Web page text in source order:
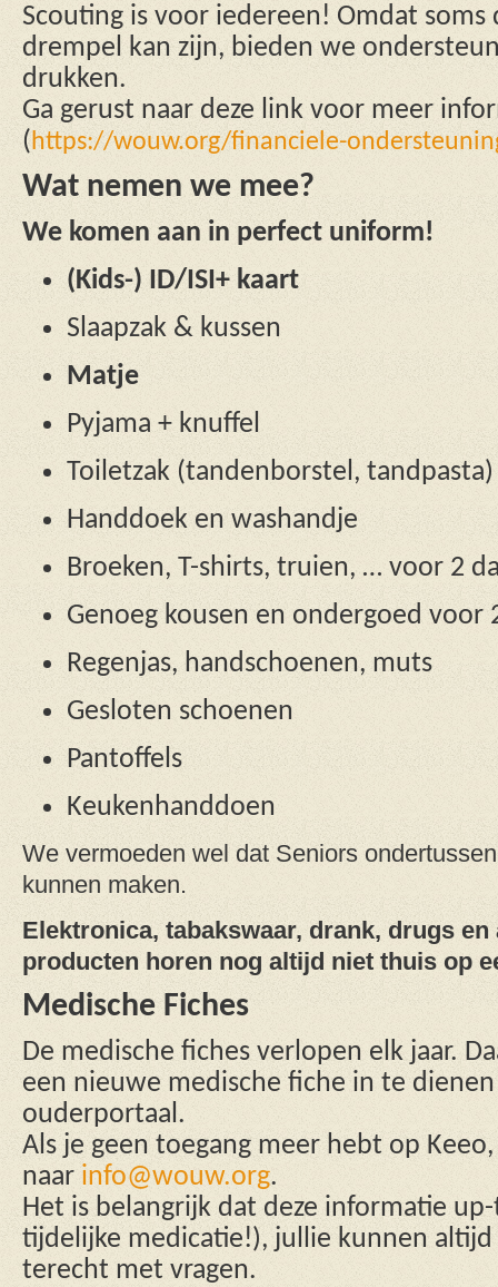
Scouting is voor iedereen! Omdat soms
drempel kan zijn, bieden we
drukken.
Ga gerust naar deze link voor meer
( https://wouw.org/financiele-
Wat nemen we mee?
We komen aan in perfect uniform!
(Kids-) ID/ISI+ kaart
Slaapzak & kussen
Matje
Pyjama + knuffel
Toiletzak (tandenborstel, tandpasta)
Handdoek en washandje
Broeken, T-shirts, truien, … voor 2
Genoeg kousen en ondergoed voor
Regenjas, handschoenen, muts
Gesloten schoenen
Pantoffels
Keukenhanddoen
We vermoeden wel dat Seniors
kunnen maken.
Elektronica, tabakswaar, drank, drugs en
producten horen nog altijd niet thuis op
Medische Fiches
De medische fiches verlopen elk jaar.
een nieuwe medische fiche in te
ouderportaal.
Als je geen toegang meer hebt op
naar info@wouw.org.
Het is belangrijk dat deze informatie
tijdelijke medicatie!), jullie kunnen
terecht met vragen.